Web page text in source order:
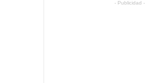
- Publicidad -